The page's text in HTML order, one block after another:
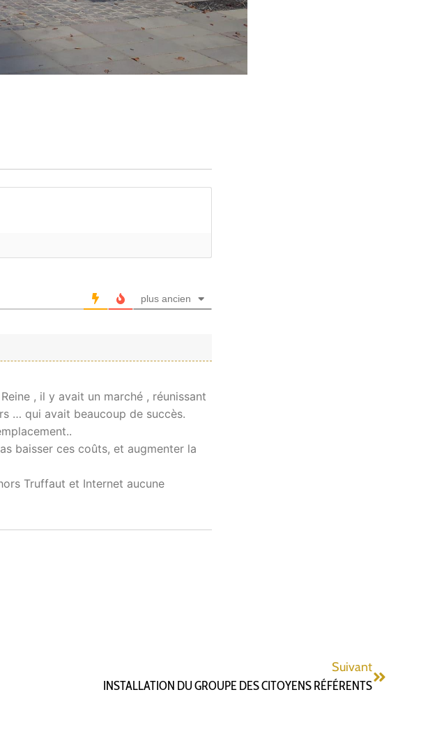
plus ancien
, il y avait un marché , réunissant
… qui avait beaucoup de succès.
baisser ces coûts, et augmenter la
Truffaut et Internet aucune
Suivant
INSTALLATION DU GROUPE DES CITOYENS RÉFÉRENTS